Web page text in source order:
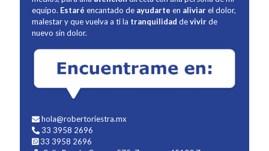
equipo. Estaré encantado de ayudarte en aliviarel dolor,
malestar y que vuelva a ti la tranquilidad devivirde
nuevo sin dolor.
hola@robertoriestra.mx
33 3958 2696
33 3958 2696